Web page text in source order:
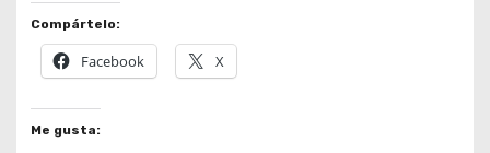
Compártelo:
Facebook X
Me gusta: